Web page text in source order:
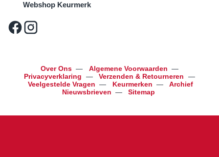
Webshop Keurmerk
Over Ons — Algemene Voorwaarden —
Privacyverklaring
— Verzenden & Retourneren
—
Veelgestelde Vragen — Keurmerken —
Archief
Nieuwsbrieven — Sitemap